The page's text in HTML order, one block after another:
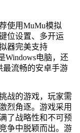
使用MuMu模拟
位设置、多开运
器完美支持
Windows电脑，还
最流畅的安卓手游
战的游戏，玩家需
烈角逐。游戏采用
了战略性和不可预
争中脱颖而出。游